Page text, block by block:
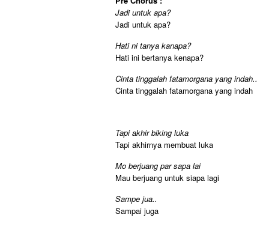
Jadi untuk apa?
Jadi untuk apa?
Hati ni tanya kanapa?
Hati ini bertanya kenapa?
Cinta tinggalah fatamorgana yang indah..
Cinta tinggalah fatamorgana yang indah
Tapi akhir biking luka
Tapi akhirnya membuat luka
Mo berjuang par sapa lai
Mau berjuang untuk siapa lagi
Sampe jua..
Sampai juga